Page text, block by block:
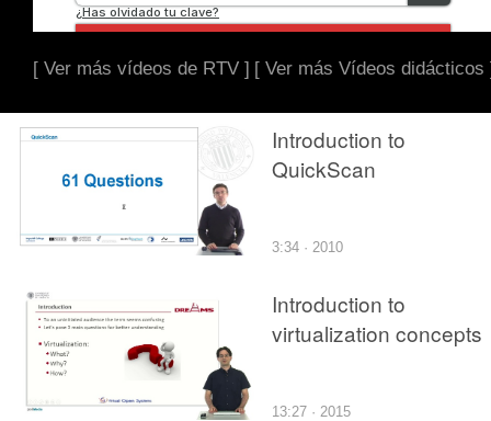
[ Ver más vídeos de RTV ] [ Ver más Vídeos didácticos
Introduction to
QuickScan
3:34 · 2010
Introduction to
virtualization concepts
13:27 · 2015